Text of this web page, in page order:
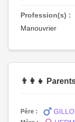
Profession(s) :
Manouvrier
👨‍👩‍👧
Père :